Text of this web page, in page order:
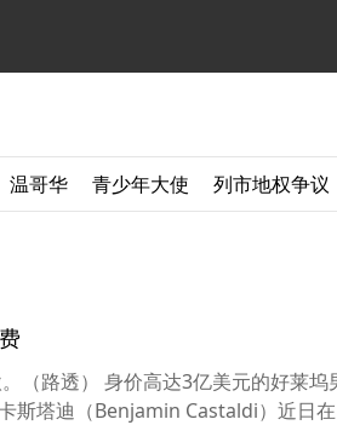
温哥华 青少年大使 列市地权争议
（路透） 身价高达3亿美元的好莱
斯塔迪（Benjamin Castaldi）近日